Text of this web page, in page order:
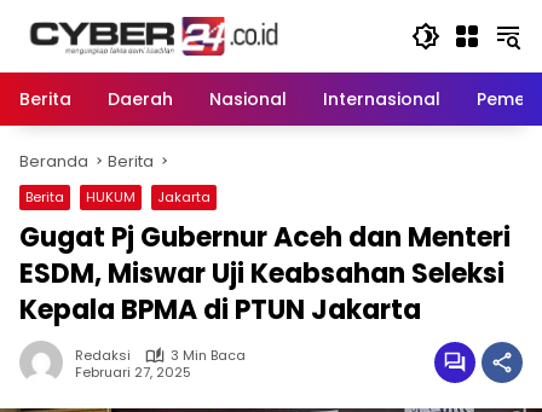
Berita
Daerah Nasional Internasional
Beranda Berita
Berita HUKUM Jakarta
Gugat Pj Gubernur Aceh dan Menteri
ESDM, Miswar Uji Keabsahan Seleksi
Kepala BPMA di PTUN Jakarta
Redaksi
3 Min Baca
Februari 27, 2025